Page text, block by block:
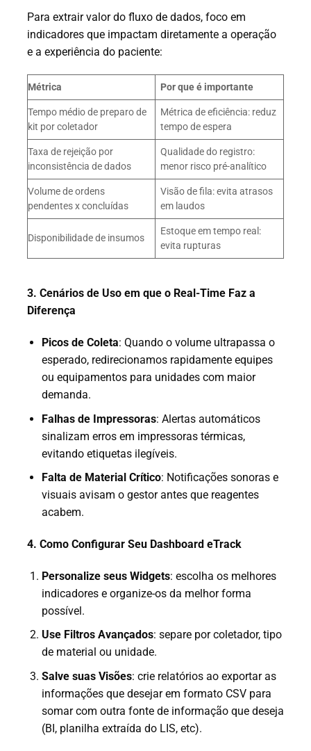
Para extrair valor do fluxo de dados, foco em
indicadores que impactam diretamente a operação
e a experiência do paciente:
Métrica Por que é importante
Tempo médio de preparo de
kit por coletador
Métrica de eficiência: reduz
tempo de espera
Taxa de rejeição por
inconsistência de dados
Qualidade do registro:
menor risco pré-analítico
Volume de ordens
pendentes x concluídas
Visão de fila: evita atrasos
em laudos
Disponibilidade de insumos
Estoque em tempo real:
evita rupturas
3. Cenários de Uso em que o Real-Time Faz a
Diferença
Picos de Coleta: Quando o volume ultrapassa o
esperado, redirecionamos rapidamente equipes
ou equipamentos para unidades com maior
demanda.
Falhas de Impressoras: Alertas automáticos
sinalizam erros em impressoras térmicas,
evitando etiquetas ilegíveis.
Falta de Material Crítico: Notificações sonoras e
visuais avisam o gestor antes que reagentes
acabem.
4. Como Configurar Seu Dashboard eTrack
Personalize seus Widgets: escolha os melhores
indicadores e organize-os da melhor forma
possível.
Use Filtros Avançados: separe por coletador, tipo
de material ou unidade.
Salve suas Visões: crie relatórios ao exportar as
informações que desejar em formato CSV para
somar com outra fonte de informação que deseja
(BI, planilha extraída do LIS, etc).